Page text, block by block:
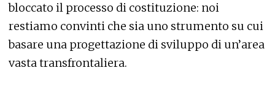
bloccato il processo di costituzione: noi
restiamo convinti che sia uno strumento su cui
basare una progettazione di sviluppo di un’area
vasta transfrontaliera.